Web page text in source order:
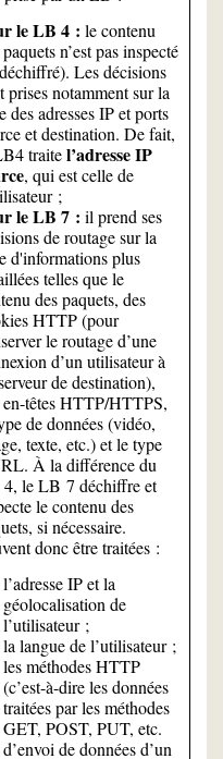
le LB 4 : le contenu
n’est pas inspecté
Les décisions
prises notamment sur la
des adresses IP et ports
et destination. De fait,
traitel’adresse IP
, qui est celle de
;
le LB 7 : il prend ses
de routage sur la
d'informations plus
telles que le
des paquets, des
HTTP (pour
le routage d’une
d’un utilisateur à
de destination),
en-têtes HTTP/HTTPS,
de données (vidéo,
texte, etc.) et le type
À la différence du
le LB 7 déchiffre et
le contenu des
si nécessaire.
donc être traitées :
l’adresse IP et la
géolocalisation de
l’utilisateur ;
la langue de l’utilisateur ;
les méthodes HTTP
(c’est-à-dire les données
traitées par les méthodes
GET, POST, PUT, etc.
d’envoi de données d’un